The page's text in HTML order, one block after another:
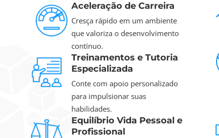
Aceleração de Carreira
Cresça rápido em um ambiente
que valoriza o desenvolvimento
contínuo.
Treinamentos e Tutoria
Especializada
Conte com apoio personalizado
para impulsionar suas
habilidades.
Equilíbrio Vida Pessoal e
Profissional